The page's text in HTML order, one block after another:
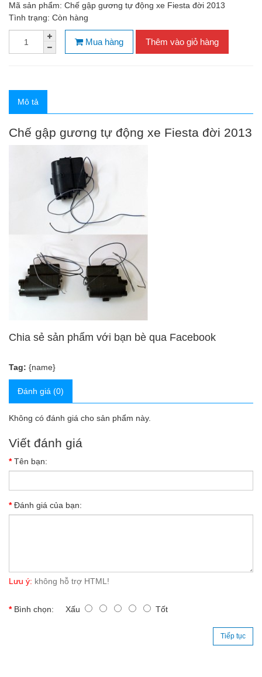
Mã sản phẩm: Chế gập gương tự động xe Fiesta đời 2013
Tình trạng: Còn hàng
Mua hàng Thêm vào giỏ hàng
Mô tả
Chế gập gương tự động xe Fiesta đời 2013
Chia sẻ sản phẩm với bạn bè qua Facebook
Tag: {name}
Đánh giá (0)
Không có đánh giá cho sản phẩm này.
Viết đánh giá
Tên bạn:
Đánh giá của bạn:
Lưu ý: không hỗ trợ HTML!
Bình chọn: Xấu Tốt
Tiếp tục